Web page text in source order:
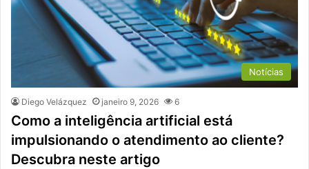
Notícias
Diego Velázquez janeiro 9, 2026 6
Como a inteligência artificial está
impulsionando o atendimento ao cliente?
Descubra neste artigo